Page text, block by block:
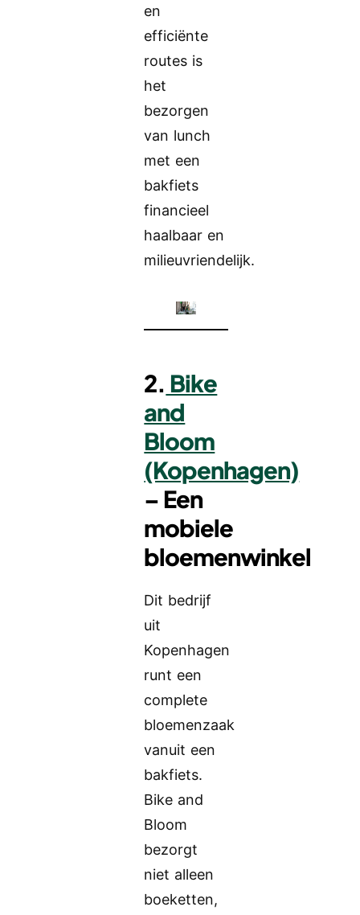
en
efficiënte
routes is
het
bezorgen
van lunch
met een
bakfiets
financieel
haalbaar en
milieuvriendelijk.
2. Bike
and
Bloom
(Kopenhagen)
– Een
mobiele
bloemenwinkel
Dit bedrijf
uit
Kopenhagen
runt een
complete
bloemenzaak
vanuit een
bakfiets.
Bike and
Bloom
bezorgt
niet alleen
boeketten,